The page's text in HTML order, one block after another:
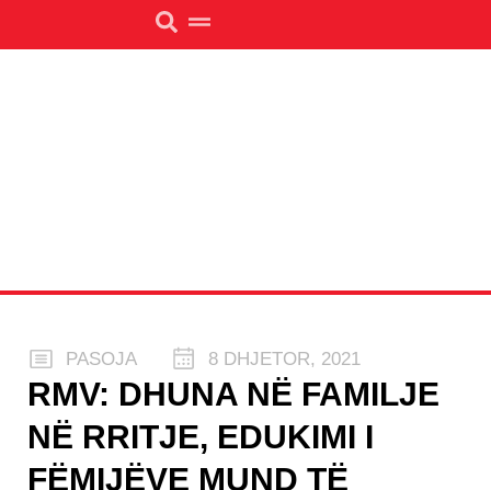
PASOJA 8 DHJETOR, 2021
RMV: DHUNA NË FAMILJE
NË RRITJE, EDUKIMI I
FËMIJËVE MUND TË